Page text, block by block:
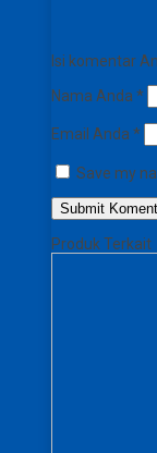
Isi komentar
Nama Anda *
Email Anda *
Save my
Produk Terkait